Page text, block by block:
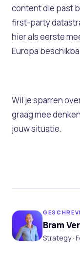
content die past
first-party
hier als eerste
Europa
Wil je sparren
graag mee
jouw situatie.
Bram
Strategy ·